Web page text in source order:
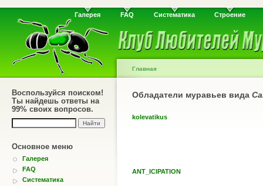
Галерея FAQ Систематика Строение
Воспользуйся поиском!
Ты найдешь ответы на
99% своих вопросов.
Основное меню
Галерея
FAQ
Систематика
Главная
Обладатели муравьев вида
kolevatikus
ANT_ICIPATION